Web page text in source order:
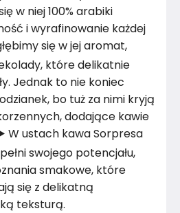
w niej 100% arabiki
i wyrafinowanie każdej
się w jej aromat,
które delikatnie
Jednak to nie koniec
bo tuż za nimi kryją
dodające kawie
W ustach kawa Sorpresa
swojego potencjału,
smakowe, które
się z delikatną
teksturą.